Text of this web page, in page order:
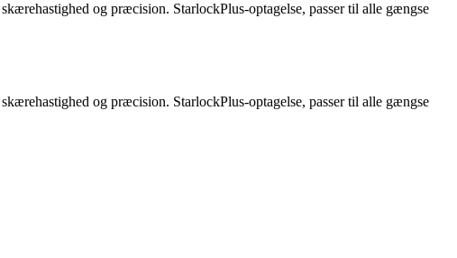
og præcision. StarlockPlus-optagelse, passer til alle gængse
og præcision. StarlockPlus-optagelse, passer til alle gængse